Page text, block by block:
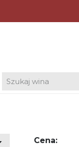
Cena: